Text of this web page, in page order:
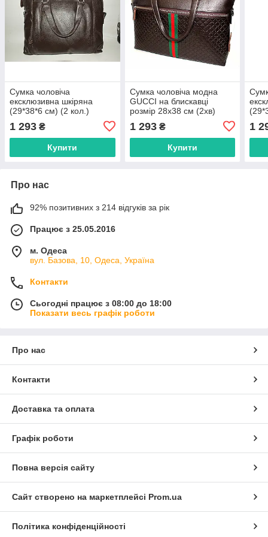
Сумка чоловіча
ексклюзивна шкіряна
(29*38*6 см) (2 кол.)
Одесі на 7 км
1 293 ₴
Купити
Сумка чоловіча модна
GUCCI на блискавці
розмір 28х38 см (2хв)
"VALET" купити гуртом і в
роздріб в Одесі на7км
1 293₴
Купити
1
Про нас
92% позитивних з 214 відгуків за рік
Працює з 25.05.2016
м. Одеса
вул. Базова, 10, Одеса, Україна
Контакти
Сьогодні працює з 08:00 до 18:00
Показати весь графік роботи
Про нас
Контакти
Доставка та оплата
Графік роботи
Повна версія сайту
Сайт створено на маркетплейсі Prom.ua
Політика конфіденційності